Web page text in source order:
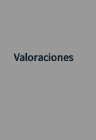
Valoraciones